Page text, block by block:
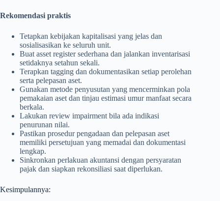
Rekomendasi praktis
Tetapkan kebijakan kapitalisasi yang jelas dan
sosialisasikan ke seluruh unit.
Buat asset register sederhana dan jalankan inventarisasi
setidaknya setahun sekali.
Terapkan tagging dan dokumentasikan setiap perolehan
serta pelepasan aset.
Gunakan metode penyusutan yang mencerminkan pola
pemakaian aset dan tinjau estimasi umur manfaat secara
berkala.
Lakukan review impairment bila ada indikasi
penurunan nilai.
Pastikan prosedur pengadaan dan pelepasan aset
memiliki persetujuan yang memadai dan dokumentasi
lengkap.
Sinkronkan perlakuan akuntansi dengan persyaratan
pajak dan siapkan rekonsiliasi saat diperlukan.
Kesimpulannya: